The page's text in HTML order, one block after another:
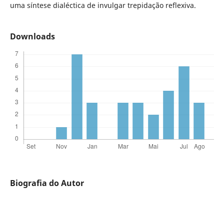
uma síntese dialéctica de invulgar trepidação reflexiva.
Downloads
Biografia do Autor